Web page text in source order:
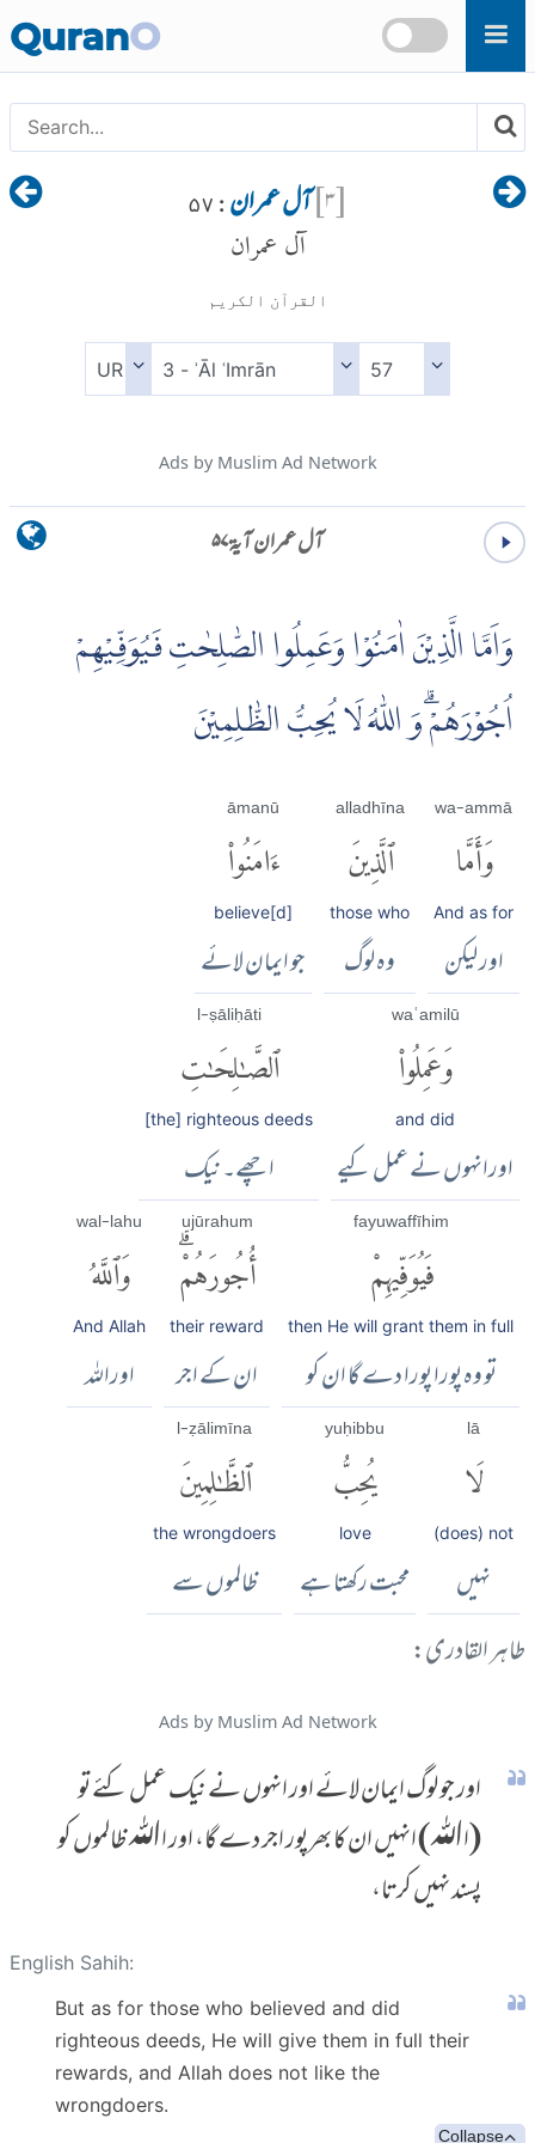
Skip to main content
QuranO
[۳]آل عمران : ۵۷
آل عمران
القرآن الكريم
Ads by Muslim Ad Network
آل عمران آية ۵۷
وَاَمَّا الَّذِيْنَ اٰمَنُوْا وَعَمِلُوا الصّٰلِحٰتِ فَيُوَفِّيْهِمْ
اُجُوْرَهُمْۗ وَ اللّٰهُ لَا يُحِبُّ الظّٰلِمِيْنَ
wa-ammā
وَأَمَّا
And as for
اور لیکن
alladhīna
ٱلَّذِينَ
those who
وہ لوگ
āmanū
ءَامَنُوا۟
believe[d]
جو ایمان لائے
waʿamilū
وَعَمِلُوا۟
and did
اورانہوں نے عمل کیے
l-ṣāliḥāti
ٱلصَّٰلِحَٰتِ
[the] righteous deeds
اچھے۔ نیک
fayuwaffīhim
فَيُوَفِّيهِمْ
then He will grant them in full
تو وہ پورا پورا دے گا ان کو
ujūrahum
أُجُورَهُمْۗ
their reward
ان کے اجر
wal-lahu
وَٱللَّهُ
And Allah
اوراللہ
lā
لَا
(does) not
نہیں
yuḥibbu
يُحِبُّ
love
محبت رکھتا ہے
l-ẓālimīna
ٱلظَّٰلِمِينَ
the wrongdoers
ظالموں سے
طاہر القادری:
Ads by Muslim Ad Network
اور جو لوگ ایمان لائے اور انہوں نے نیک عمل کئے تو
(اﷲ) انہیں ان کا بھرپور اجر دے گا، اور اﷲ ظالموں کو
پسند نہیں کرتا،
English Sahih:
But as for those who believed and did
righteous deeds, He will give them in full their
rewards, and Allah does not like the
wrongdoers.